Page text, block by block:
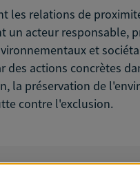
les relations de
un acteur responsable,
et
des actions concrètes
la préservation de
contre l'exclusion.